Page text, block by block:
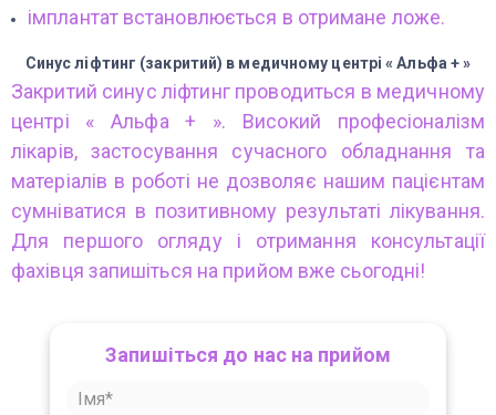
імплантат встановлюється в отримане ложе.
Синус ліфтинг (закритий) в медичному центрі « Альфа + »
Закритий синус ліфтинг проводиться в медичному
центрі « Альфа + ». Високий професіоналізм
лікарів, застосування сучасного обладнання та
матеріалів в роботі не дозволяє нашим пацієнтам
сумніватися в позитивному результаті лікування.
Для першого огляду і отримання консультації
фахівця запишіться на прийом вже сьогодні!
Запишіться до нас на прийом